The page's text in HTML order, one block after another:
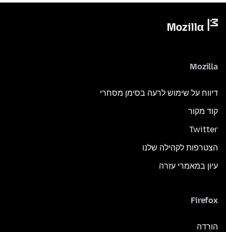
Mozilla
דיווח על שימוש לרעה בסימן מסחרי
קוד מקור
Twitter
הצטרפות לקהילה שלנו
עיון במאמרי עזרה
Firefox
הורדה